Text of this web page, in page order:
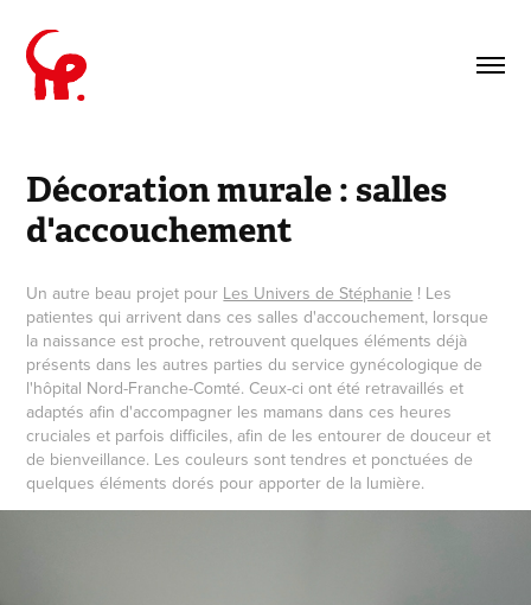
Décoration murale : salles
d'accouchement
Un autre beau projet pour Les Univers de Stéphanie ! Les
patientes qui arrivent dans ces salles d'accouchement, lorsque
la naissance est proche, retrouvent quelques éléments déjà
présents dans les autres parties du service gynécologique de
l'hôpital Nord-Franche-Comté. Ceux-ci ont été retravaillés et
adaptés afin d'accompagner les mamans dans ces heures
cruciales et parfois difficiles, afin de les entourer de douceur et
de bienveillance. Les couleurs sont tendres et ponctuées de
quelques éléments dorés pour apporter de la lumière.